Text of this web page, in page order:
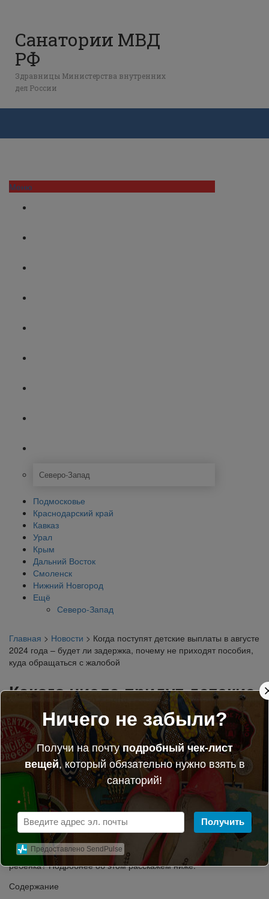
✈️ Дешевые авиабилеты
📰 Новости
Санатории МВД
РФ
Здравницы Министерства внутренних
дел России
Меню
Северо-Запад
Подмосковье
Краснодарский край
Кавказ
Урал
Крым
Дальний Восток
Смоленск
Нижний Новгород
Ещё
Северо-Запад
Главная > Новости > Когда поступят детские выплаты в августе
2024 года – будет ли задержка, почему не приходят пособия,
куда обращаться с жалобой
Какого числа придут детские
пособия в августе 2024 года
– свежий график и
расписание выплат на
ребенка, почему не приходят
деньги
Какого числа придут детские пособия в августе 2024 года?
Возможны ли задержки? Почему не приходят деньги на
ребенка? Подробнее об этом расскажем ниже.
Содержание
Ничего не забыли?
Получи на почтуподробный чек-лист
вещей, который обязательно нужно взять в
санаторий!
*
Получить
Предоставлено SendPulse